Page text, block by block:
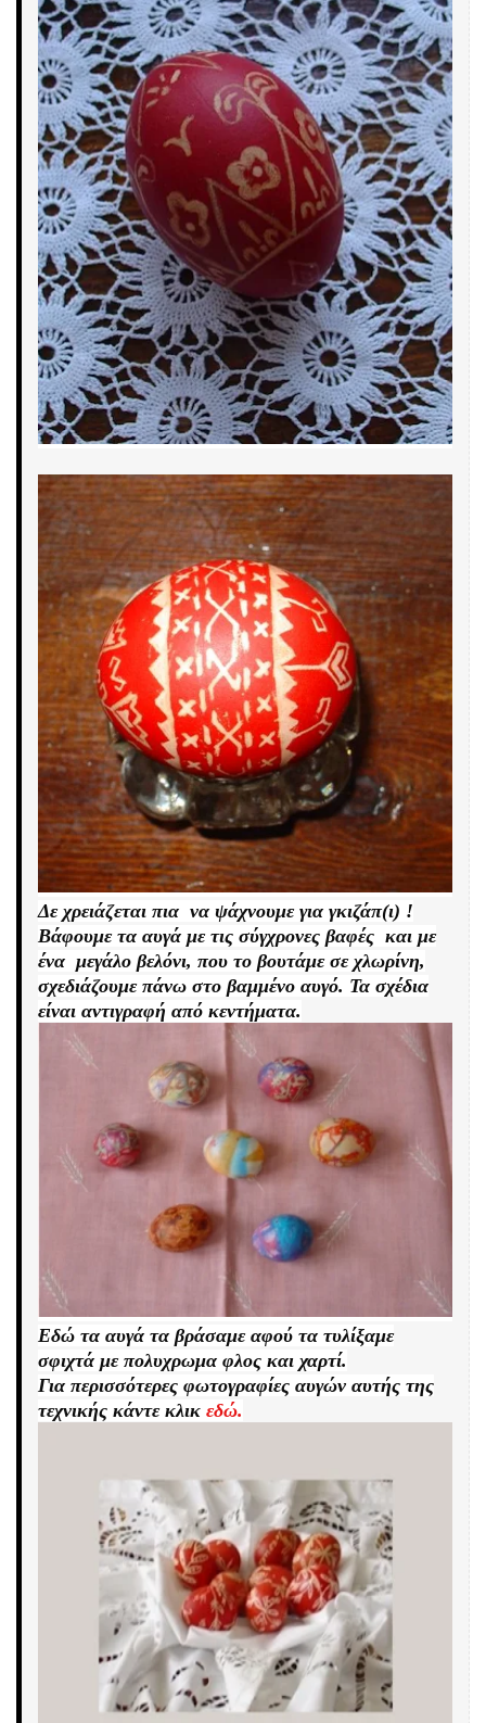
Δε χρειάζεται πια να ψάχνουμε για γκιζάπ(ι) !
Βάφουμε τα αυγά με τις σύγχρονες βαφές και με
ένα μεγάλο βελόνι, που το βουτάμε σε χλωρίνη,
σχεδιάζουμε πάνω στο βαμμένο αυγό. Τα σχέδια
είναι αντιγραφή από κεντήματα.
Εδώ τα αυγά τα βράσαμε αφού τα τυλίξαμε
σφιχτά με πολυχρωμα φλος και χαρτί.
Για περισσότερες φωτογραφίες αυγών αυτής της
τεχνικής κάντε κλικ εδώ.